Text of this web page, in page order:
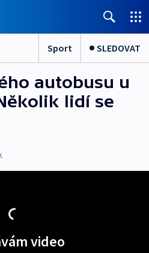
Sport SLEDOVAT
autobusu u
lidí se
video